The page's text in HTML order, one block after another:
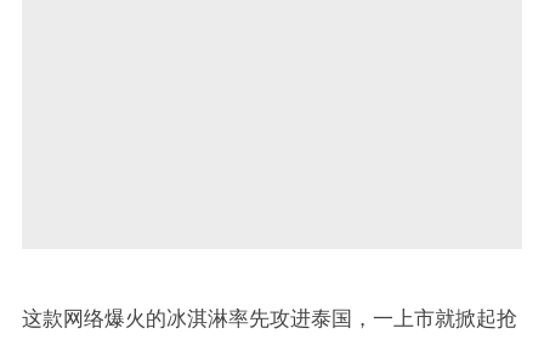
这款网络爆火的冰淇淋率先攻进泰国，一上市就掀起抢